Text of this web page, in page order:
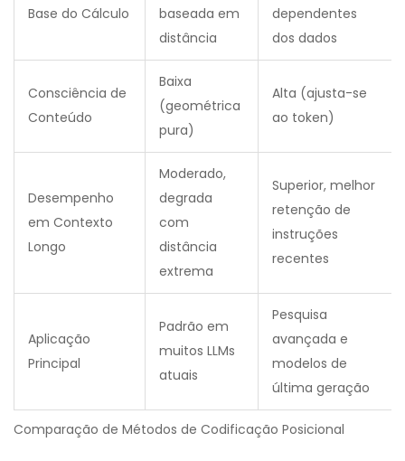
Comparação de Métodos de Codificação Posicional
Base do Cálculo
baseada em
distância
dependentes
dos dados
Consciência de
Conteúdo
Baixa
(geométrica
pura)
Alta (ajusta-se
ao token)
Desempenho
em Contexto
Longo
Moderado,
degrada
com
distância
extrema
Superior, melhor
retenção de
instruções
recentes
Aplicação
Principal
Padrão em
muitos LLMs
atuais
Pesquisa
avançada e
modelos de
última geração